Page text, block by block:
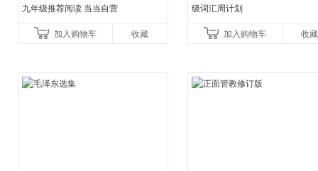
九年级推荐阅读 当当自营
加入购物车 收藏
级词汇周计划
加入购物车 收藏